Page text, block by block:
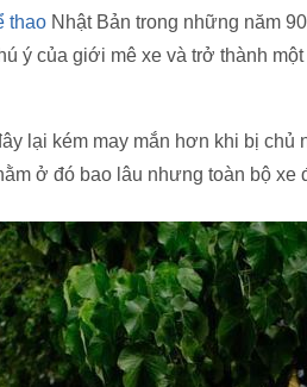
thao Nhật Bản trong những năm
ý của giới mê xe và trở thành
lại kém may mắn hơn khi bị
ở đó bao lâu nhưng toàn bộ xe